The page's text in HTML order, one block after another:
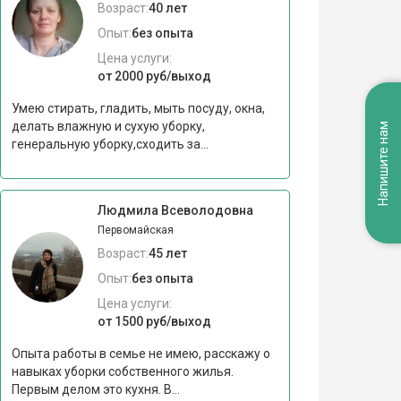
Возраст:40 лет
Опыт:без опыта
Цена услуги:
от 2000 руб/выход
Умею стирать, гладить, мыть посуду, окна,
делать влажную и сухую уборку,
генеральную уборку,сходить за...
Людмила Всеволодовна
Первомайская
Возраст:45 лет
Опыт:без опыта
Цена услуги:
от 1500 руб/выход
Опыта работы в семье не имею, расскажу о
навыках уборки собственного жилья.
Первым делом это кухня. В...
Напишите нам